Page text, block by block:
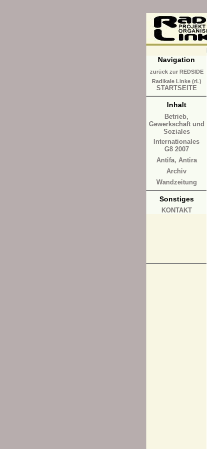
Navigation
zurück zur REDSIDE
Radikale Linke (rL)
STARTSEITE
Inhalt
Betrieb,
Gewerkschaft und
Soziales
Internationales
G8 2007
Antifa, Antira
Archiv
Wandzeitung
Sonstiges
KONTAKT